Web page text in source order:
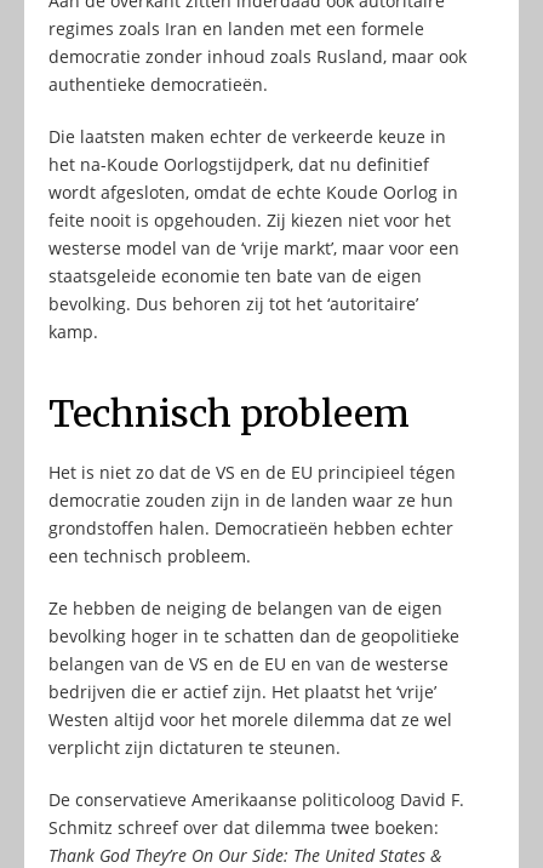
regimes zoals Iran en landen met een formele
democratie zonder inhoud zoals Rusland, maar ook
authentieke democratieën.
Die laatsten maken echter de verkeerde keuze in
het na-Koude Oorlogstijdperk, dat nu definitief
wordt afgesloten, omdat de echte Koude Oorlog in
feite nooit is opgehouden. Zij kiezen niet voor het
westerse model van de ‘vrije markt’, maar voor een
staatsgeleide economie ten bate van de eigen
bevolking. Dus behoren zij tot het ‘autoritaire’
kamp.
Technisch probleem
Het is niet zo dat de VS en de EU principieel tégen
democratie zouden zijn in de landen waar ze hun
grondstoffen halen. Democratieën hebben echter
een technisch probleem.
Ze hebben de neiging de belangen van de eigen
bevolking hoger in te schatten dan de geopolitieke
belangen van de VS en de EU en van de westerse
bedrijven die er actief zijn. Het plaatst het ‘vrije’
Westen altijd voor het morele dilemma dat ze wel
verplicht zijn dictaturen te steunen.
De conservatieve Amerikaanse politicoloog David F.
Schmitz schreef over dat dilemma twee boeken:
Thank God They’re On Our Side: The United States &